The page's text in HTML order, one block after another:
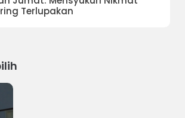
Terlupakan